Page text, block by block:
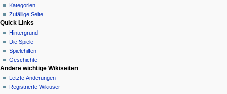
g
a
o
n
s
Quelltext
anzeigen
Versionsgeschichte
Kategorien
Zufällige Seite
Quick Links
Hintergrund
Die Spiele
Spielehilfen
Geschichte
Andere wichtige Wikiseiten
Letzte Änderungen
Registrierte Wikiuser